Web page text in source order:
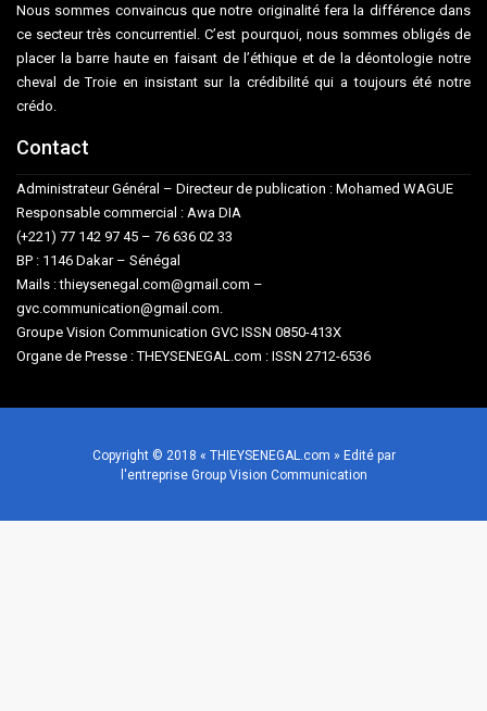
Nous sommes convaincus que notre originalité fera la différence dans
ce secteur très concurrentiel. C’est pourquoi, nous sommes obligés de
placer la barre haute en faisant de l’éthique et de la déontologie notre
cheval de Troie en insistant sur la crédibilité qui a toujours été notre
crédo.
Contact
Administrateur Général – Directeur de publication : Mohamed WAGUE
Responsable commercial : Awa DIA
(+221) 77 142 97 45 – 76 636 02 33
BP : 1146 Dakar – Sénégal
Mails : thieysenegal.com@gmail.com –
gvc.communication@gmail.com.
Groupe Vision Communication GVC ISSN 0850-413X
Organe de Presse : THEYSENEGAL.com : ISSN 2712-6536
Copyright © 2018 « THIEYSENEGAL.com » Edité par
l'entreprise Group Vision Communication